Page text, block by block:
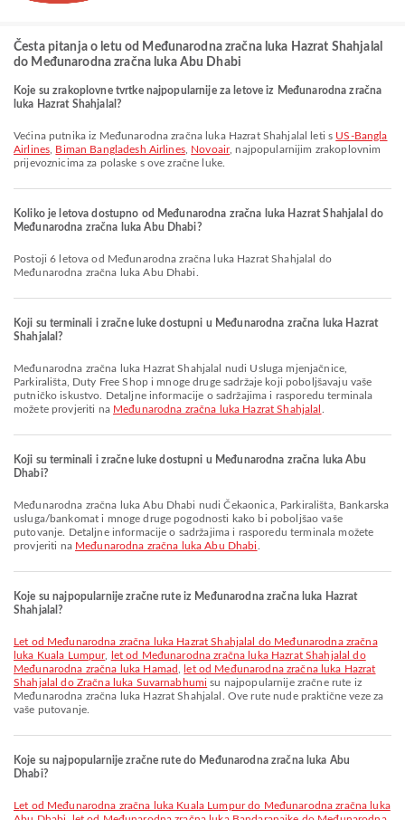
Česta pitanja o letu od Međunarodna zračna luka Hazrat Shahjalal
do Međunarodna zračna luka Abu Dhabi
Koje su zrakoplovne tvrtke najpopularnije za letove iz Međunarodna zračna
luka Hazrat Shahjalal?
Većina putnika iz Međunarodna zračna luka Hazrat Shahjalal leti s US-Bangla
Airlines Biman Bangladesh Airlines, Novoair, najpopularnijim zrakoplovnim
prijevoznicima za polaske s ove zračne luke.
Koliko je letova dostupno od Međunarodna zračna luka Hazrat Shahjalal do
Međunarodna zračna luka Abu Dhabi?
Postoji 6 letova od Međunarodna zračna luka Hazrat Shahjalal do
Međunarodna zračna luka Abu Dhabi.
Koji su terminali i zračne luke dostupni u Međunarodna zračna luka Hazrat
Shahjalal?
Međunarodna zračna luka Hazrat Shahjalal nudi Usluga mjenjačnice,
Parkirališta, Duty Free Shop i mnoge druge sadržaje koji poboljšavaju vaše
putničko iskustvo. Detaljne informacije o sadržajima i rasporedu terminala
možete provjeriti na Međunarodna zračna luka Hazrat Shahjalal
Koji su terminali i zračne luke dostupni u Međunarodna zračna luka Abu
Dhabi?
Međunarodna zračna luka Abu Dhabi nudi Čekaonica, Parkirališta, Bankarska
usluga/bankomat i mnoge druge pogodnosti kako bi poboljšao vaše
putovanje. Detaljne informacije o sadržajima i rasporedu terminala možete
provjeriti na Međunarodna zračna luka Abu Dhabi
Koje su najpopularnije zračne rute iz Međunarodna zračna luka Hazrat
Shahjalal?
let od Međunarodna zračna luka Hazrat Shahjalal do Međunarodna zračna
luka Kuala Lumpur,
let od Međunarodna zračna luka Hazrat Shahjalal do
Međunarodna zračna luka Hamad
let od Međunarodna zračna luka Hazrat
Shahjalal do Zračna luka Suvarnabhumi su najpopularnije zračne rute iz
Međunarodna zračna luka Hazrat Shahjalal. Ove rute nude praktične veze za
vaše putovanje.
Koje su najpopularnije zračne rute do Međunarodna zračna luka Abu
Dhabi?
let od Međunarodna zračna luka Kuala Lumpur do Međunarodna zračna luka